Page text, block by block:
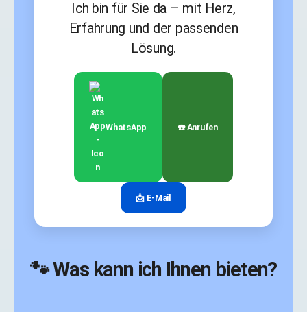
Ich bin für Sie da – mit Herz,
Erfahrung und der passenden
Lösung.
WhatsApp ☎️ Anrufen
📩 E-Mail
🐾 Was kann ich Ihnen bieten?